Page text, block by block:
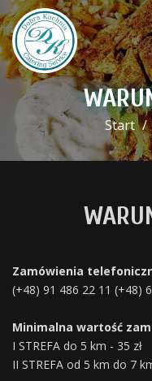
Start
Zamówienia
(+48) 91 486 22 11 (+48)
Minimalna wartość
I STREFA do 5 km - 35 zł
II STREFA od 5 km do 7